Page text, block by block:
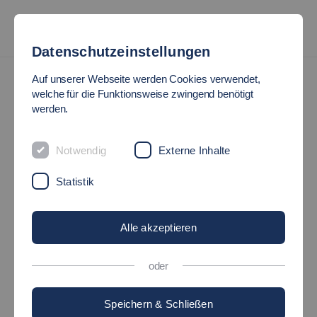
Datenschutzeinstellungen
Auf unserer Webseite werden Cookies verwendet,
welche für die Funktionsweise zwingend benötigt
werden.
Notwendig Externe Inhalte
Statistik
Alle akzeptieren
oder
Speichern & Schließen